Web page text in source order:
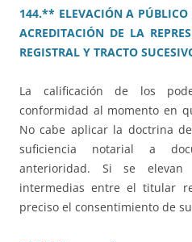
144.** ELEVACIÓN A PÚBLICO
ACREDITACIÓN DE LA
REGISTRAL Y TRACTO
La calificación de los
conformidad al momento en
No cabe aplicar la doctrina
suficiencia notarial a
anterioridad. Si se elevan
intermedias entre el titular
preciso el consentimiento de